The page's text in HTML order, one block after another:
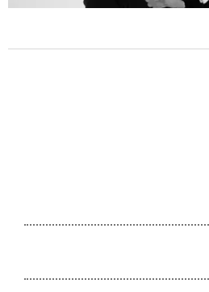
Seis semanas (12 horas)
6 clases